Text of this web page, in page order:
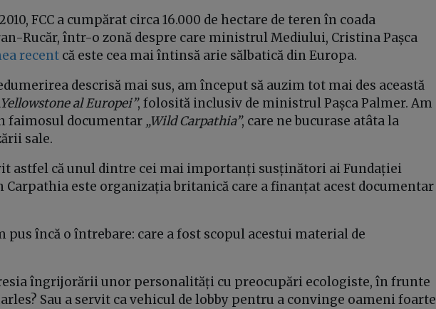
FCC a cumpărat circa 16.000 de hectare de teren în coada
Rucăr, într-o zonă despre care ministrul Mediului, Cristina Pașca
recent că este cea mai întinsă arie sălbatică din Europa.
descrisă mai sus, am început să auzim tot mai des această
al Europei”, folosită inclusiv de ministrul Pașca Palmer. Am
faimosul documentar „Wild Carpathia”, care ne bucurase atâta la
sale.
astfel că unul dintre cei mai importanți susținători ai Fundației
Carpathia este organizația britanică care a finanțat acest documentar
pus încă o întrebare: care a fost scopul acestui material de
îngrijorării unor personalități cu preocupări ecologiste, în frunte
Sau a servit ca vehicul de lobby pentru a convinge oameni foarte